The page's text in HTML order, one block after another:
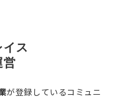
ス
営
が登録しているコミュニ